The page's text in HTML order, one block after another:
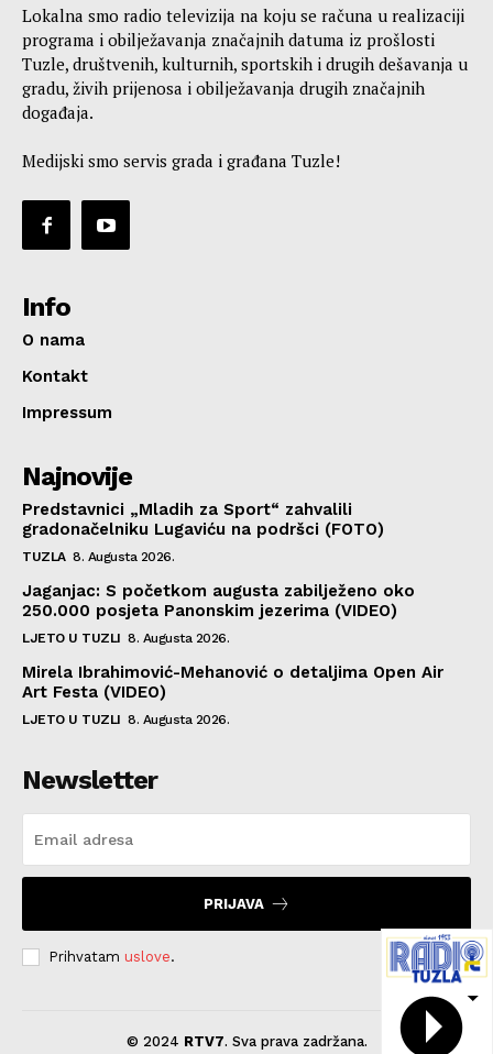
Lokalna smo radio televizija na koju se računa u realizaciji
programa i obilježavanja značajnih datuma iz prošlosti
Tuzle, društvenih, kulturnih, sportskih i drugih dešavanja u
gradu, živih prijenosa i obilježavanja drugih značajnih
događaja.
Medijski smo servis grada i građana Tuzle!
Info
O nama
Kontakt
Impressum
Najnovije
Predstavnici „Mladih za Sport“ zahvalili
gradonačelniku Lugaviću na podršci (FOTO)
TUZLA 8. Augusta 2026.
Jaganjac: S početkom augusta zabilježeno oko
250.000 posjeta Panonskim jezerima (VIDEO)
LJETO U TUZLI 8. Augusta 2026.
Mirela Ibrahimović-Mehanović o detaljima Open Air
Art Festa (VIDEO)
LJETO U TUZLI 8. Augusta 2026.
Newsletter
PRIJAVA
Prihvatam uslove.
© 2024 RTV7. Sva prava zadržana.